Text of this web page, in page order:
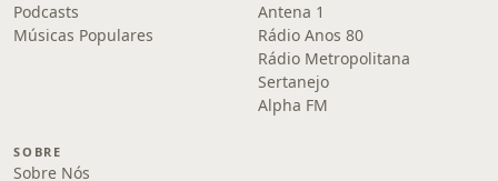
Podcasts
Músicas Populares
Antena 1
Rádio Anos 80
Rádio Metropolitana
Sertanejo
Alpha FM
SOBRE
Sobre Nós